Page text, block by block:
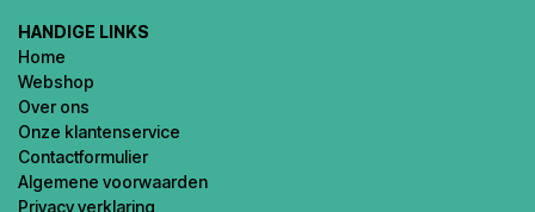
HANDIGE LINKS
Home
Webshop
Over ons
Onze klantenservice
Contactformulier
Algemene voorwaarden
Privacy verklaring